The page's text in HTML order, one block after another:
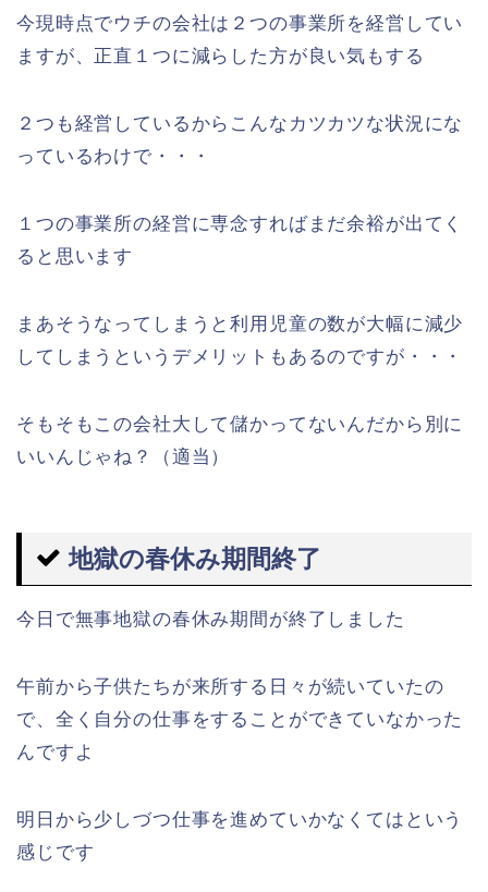
今現時点でウチの会社は２つの事業所を経営してい
ますが、正直１つに減らした方が良い気もする
２つも経営しているからこんなカツカツな状況にな
っているわけで・・・
１つの事業所の経営に専念すればまだ余裕が出てく
ると思います
まあそうなってしまうと利用児童の数が大幅に減少
してしまうというデメリットもあるのですが・・・
そもそもこの会社大して儲かってないんだから別に
いいんじゃね？（適当）
地獄の春休み期間終了
今日で無事地獄の春休み期間が終了しました
午前から子供たちが来所する日々が続いていたの
で、全く自分の仕事をすることができていなかった
んですよ
明日から少しづつ仕事を進めていかなくてはという
感じです